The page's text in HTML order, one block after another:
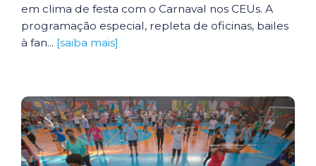
em clima de festa com o Carnaval nos CEUs. A
programação especial, repleta de oficinas, bailes
à fan... [saiba mais]